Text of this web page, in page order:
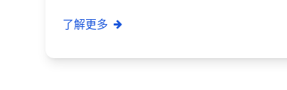
了解更多